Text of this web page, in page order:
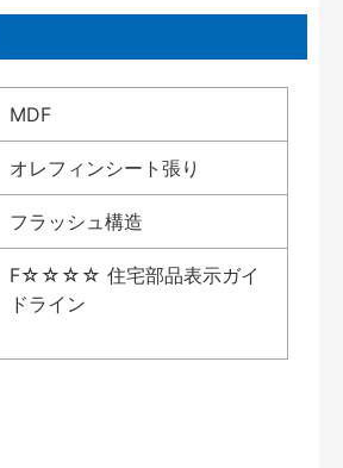
MDF
オレフィンシート張り
フラッシュ構造
F☆☆☆☆ 住宅部品表示ガイ
ドライン